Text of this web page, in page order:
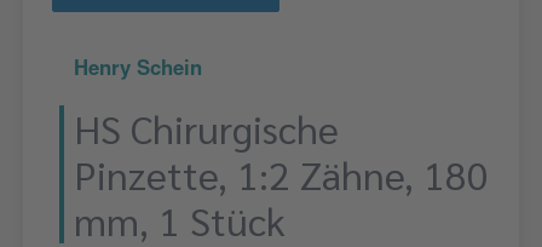
Henry Schein
HS Chirurgische
Pinzette, 1:2 Zähne, 180
mm, 1 Stück